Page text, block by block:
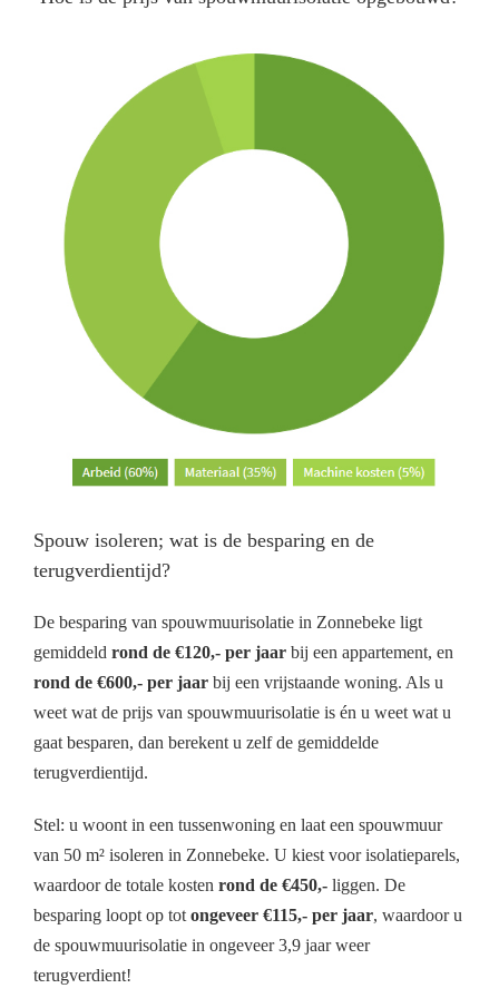
Spouw isoleren; wat is de besparing en de
terugverdientijd?
De besparing van spouwmuurisolatie in Zonnebeke ligt
gemiddeld rond de €120,- per jaar bij een appartement, en
rond de €600,- per jaar bij een vrijstaande woning. Als u
weet wat de prijs van spouwmuurisolatie is én u weet wat u
gaat besparen, dan berekent u zelf de gemiddelde
terugverdientijd.
Stel: u woont in een tussenwoning en laat een spouwmuur
van 50 m² isoleren in Zonnebeke. U kiest voor isolatieparels,
waardoor de totale kosten rond de €450,- liggen. De
besparing loopt op totongeveer €115,- per jaar, waardoor u
de spouwmuurisolatie in ongeveer 3,9 jaar weer
terugverdient!